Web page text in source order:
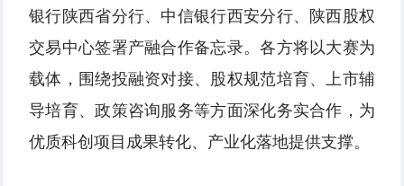
银行陕西省分行、中信银行西安分行、陕西股权
交易中心签署产融合作备忘录。各方将以大赛为
载体，围绕投融资对接、股权规范培育、上市辅
导培育、政策咨询服务等方面深化务实合作，为
优质科创项目成果转化、产业化落地提供支撑。